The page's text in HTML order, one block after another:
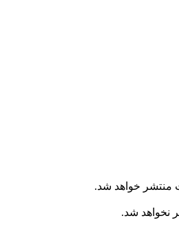
منتشر خواهد شد.
نخواهد شد.